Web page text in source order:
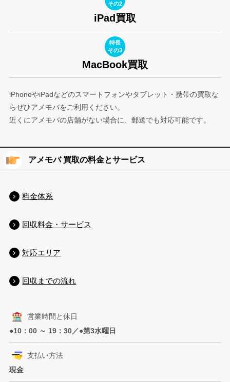
その2
iPad買取
特長
その3
MacBook買取
iPhoneやiPadなどのスマートフォンやタブレット・携帯の買取な
らぜひアメモバをご利用ください。
近くにアメモバの店舗がない場合に、郵送でも対応可能です。
アメモバ 買取の料金とサービス
料金体系
回収料金・サービス
対応エリア
回収までの流れ
営業時間と休日
●10：00 ～ 19：30／●第3水曜日
支払い方法
現金